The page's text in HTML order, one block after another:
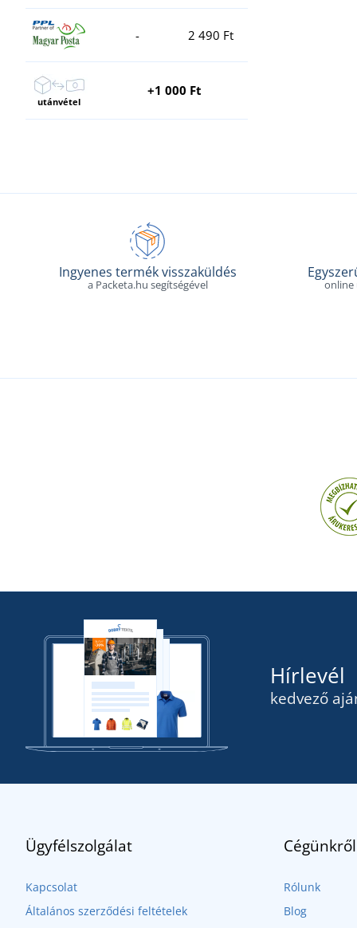
- 2 490 Ft
utánvétel
+1 000 Ft
Ingyenes termék visszaküldés
a Packeta.hu segítségével online
Hírlevél
kedvező
Ügyfélszolgálat
Kapcsolat
Általános szerződési feltételek
Cégünkről
Rólunk
Blog